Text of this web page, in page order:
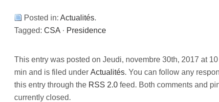
Posted in: Actualités.
Tagged: CSA · Presidence
This entry was posted on Jeudi, novembre 30th, 2017 at
min and is filed under Actualités. You can follow any
this entry through the RSS 2.0 feed. Both comments and
currently closed.